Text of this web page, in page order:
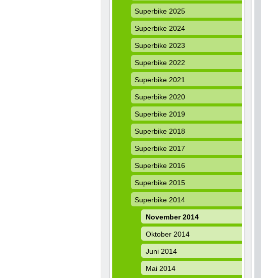
Superbike 2025
Superbike 2024
Superbike 2023
Superbike 2022
Superbike 2021
Superbike 2020
Superbike 2019
Superbike 2018
Superbike 2017
Superbike 2016
Superbike 2015
Superbike 2014
November 2014
Oktober 2014
Juni 2014
Mai 2014